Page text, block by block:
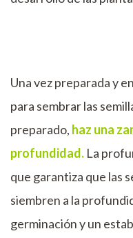
Una vez preparada y
para sembrar las
preparado, haz una
profundidad. La
que garantiza que las
siembren a la
germinación y un